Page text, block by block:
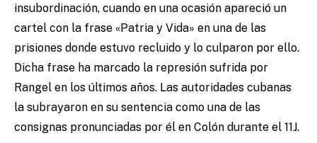
insubordinación, cuando en una ocasión apareció un
cartel con la frase «Patria y Vida» en una de las
prisiones donde estuvo recluido y lo culparon por ello.
Dicha frase ha marcado la represión sufrida por
Rangel en los últimos años. Las autoridades cubanas
la subrayaron en su sentencia como una de las
consignas pronunciadas por él en Colón durante el 11J.